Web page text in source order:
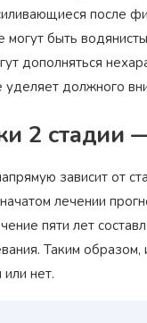
после
быть
дополняться
должного
2 стадии
зависит от
лечении
пяти лет
Таким
нет.